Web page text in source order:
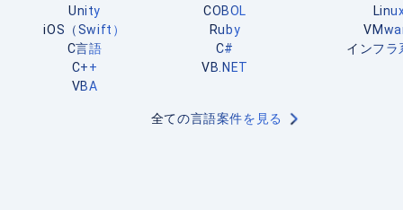
Unity
COBOL
iOS（Swift）
Ruby
C言語
C#
C++
VB.NET
VBA
全ての言語案件を見る
インフラ